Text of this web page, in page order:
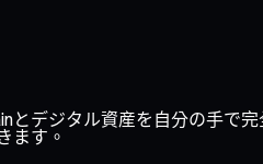
デジタル資産を自分の手で
ます。